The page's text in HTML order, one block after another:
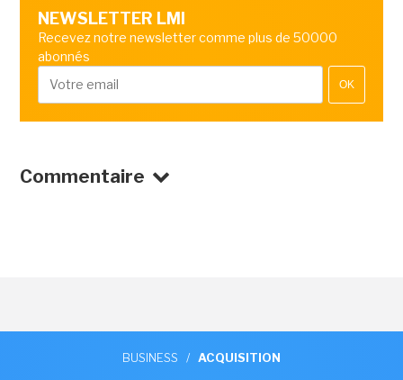
NEWSLETTER LMI
Recevez notre newsletter comme plus de 50000
abonnés
OK
Commentaire
BUSINESS / ACQUISITION